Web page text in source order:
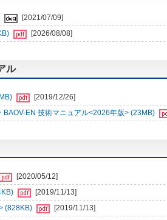
[2021/07/09]
[2026/08/08]
ル
[2019/12/26]
BAOV-EN 技術マニュアル<2026年版> (23MB)
[2020/05/12]
[2019/11/13]
(828KB)
[2019/11/13]